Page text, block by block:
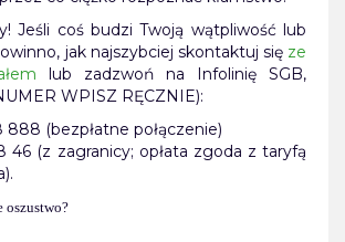
Jeśli coś budzi Twoją wątpliwość lub
jak najszybciej skontaktuj sięze
lub zadzwoń na Infolinię SGB,
WPISZ RĘCZNIE):
(bezpłatne połączenie)
46 (z zagranicy; opłata zgoda z taryfą
oszustwo?